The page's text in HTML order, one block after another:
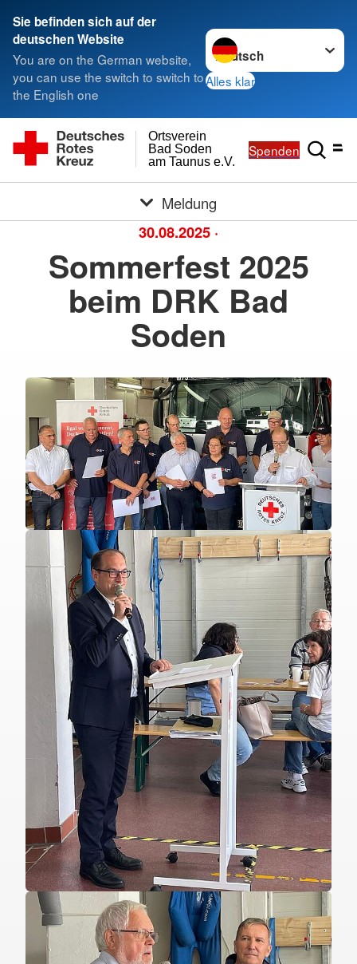
Sie befinden sich auf der
deutschen Website
You are on the German website,
you can use the switch to switch to
the English one
Sprache wechseln zu
Alles klar
am Taunus e.V.
Bad Soden
Ortsverein
Spenden
Meldung
30.08.2025 ·
Sommerfest 2025
beim DRK Bad
Soden